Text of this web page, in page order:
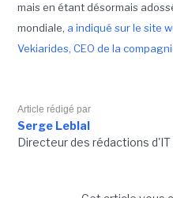
mais en étant désormais
mondiale, a indiqué sur le site
Vekiarides, CEO de la
Article rédigé par
Serge Leblal
Directeur des rédactions